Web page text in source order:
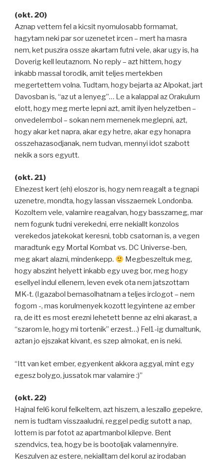
(okt. 20)
Aznap vettem fel a kicsit nyomulosabb formamat,
hagytam neki par sor uzenetet ircen – mert ha masra
nem, ket puszira ossze akartam futni vele, akar ugy is, ha
Doverig kell leutaznom. No reply – azt hittem, hogy
inkabb massal torodik, amit teljes mertekben
megertettem volna. Tudtam, hogy bejarta az Alpokat, jart
Davosban is, “az ut a lenyeg”… Le a kalappal az Orakulum
elott, hogy meg merte lepni azt, amit ilyen helyzetben –
onvedelembol – sokan nem mernenek meglepni, azt,
hogy akar ket napra, akar egy hetre, akar egy honapra
osszehazasodjanak, nem tudvan, mennyi idot szabott
nekik a sors egyutt.
(okt. 21)
Elnezest kert (eh) eloszor is, hogy nem reagalt a tegnapi
uzenetre, mondta, hogy lassan visszaernek Londonba.
Kozoltem vele, valamire reagalvan, hogy basszameg, mar
nem fogunk tudni verekedni, erre nekiallt konzolos
verekedos jatekokat keresni, tobb csatornan is, a vegen
maradtunk egy Mortal Kombat vs. DC Universe-ben,
meg akart alazni, mindenkepp.
Megbeszeltuk meg,
hogy abszint helyett inkabb egy uveg bor, meg hogy
esellyel indul ellenem, leven evek ota nem jatszottam
MK-t. (Igazabol bemasolhatnam a teljes irclogot – nem
fogom -, mas korulmenyek kozott legyintene az ember
ra, de itt es most erezni lehetett benne az elni akarast, a
“szarom le, hogy mi tortenik” erzest…) Fel1-ig dumaltunk,
aztan jo ejszakat kivant, es szep almokat, en is neki.
“Itt van ket ember, egyenkent akkora aggyal, mint egy
egesz bolygo, jussatok mar valamire :)”
(okt. 22)
Hajnal fel6 korul felkeltem, azt hiszem, a leszallo gepekre,
nem is tudtam visszaaludni, reggel pedig sutott a nap,
lottem is par fotot az apartmanbol kilepve. Bent
szendvics, tea, hogy be is bootoljak valamennyire.
Keszulven az estere, nekialltam del korul az irodaban